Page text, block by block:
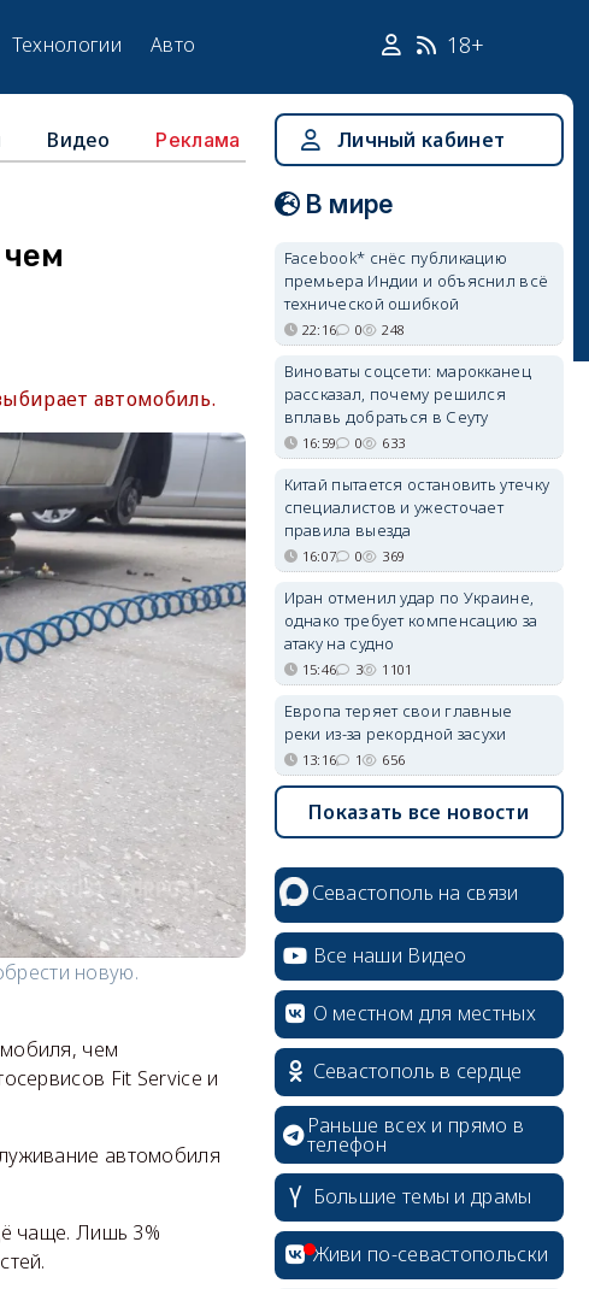
Технологии Авто 18+
Видео Реклама
автомобиль.
новую.
чем
Fit Service и
автомобиля
чаще. Лишь 3%
Личный кабинет
В мире
Facebook* снёс публикацию
премьера Индии и объяснил всё
технической ошибкой
22:16 0 248
Виноваты соцсети: марокканец
рассказал, почему решился
вплавь добраться в Сеуту
16:59 0 633
Китай пытается остановить утечку
специалистов и ужесточает
правила выезда
16:07 0 369
Иран отменил удар по Украине,
однако требует компенсацию за
атаку на судно
15:46 3 1101
Европа теряет свои главные
реки из-за рекордной засухи
13:16 1 656
Показать все новости
Севастополь на связи
Все наши Видео
О местном для местных
Севастополь в сердце
Раньше всех и прямо в
телефон
Большие темы и драмы
Живи по-севастопольски
erid: 2SDnjcrDNw6